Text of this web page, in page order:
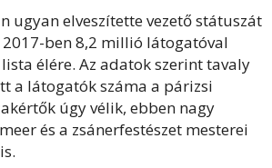
ugyan elveszítette vezető státuszát
2017-ben 8,2 millió látogatóval
élére. Az adatok szerint tavaly
a látogatók száma a párizsi
úgy vélik, ebben nagy
és a zsánerfestészet mesterei